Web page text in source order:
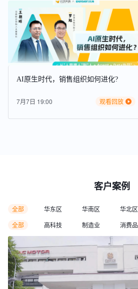
AI原生时代，销售组织如何进化?
7月7日 19:00 观看回放
客户案例
全部 华东区 华南区 华北区
全部
高科技 制造业 消费品